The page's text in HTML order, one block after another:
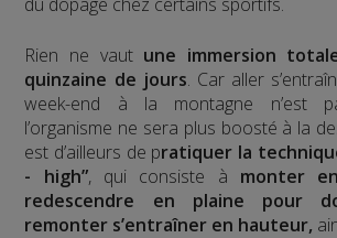
Rien ne vaut une immersion
quinzaine de jours. Car aller
week-end à la montagne n’est
l’organisme ne sera plus boosté à la
est d’ailleurs de pratiquer la
- high”, qui consiste à monter
redescendre en plaine pour
remonter s’entraîner en hauteur,